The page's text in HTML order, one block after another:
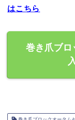
はこちら
巻き爪ブロ